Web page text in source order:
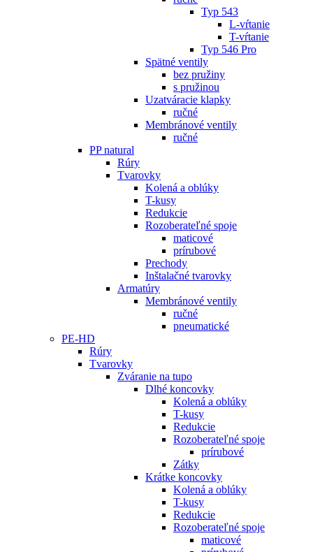
Typ 543
L-vŕtanie
T-vŕtanie
Typ 546 Pro
Spätné ventily
bez pružiny
s pružinou
Uzatváracie klapky
ručné
Membránové ventily
ručné
PP natural
Rúry
Tvarovky
Kolená a oblúky
T-kusy
Redukcie
Rozoberateľné spoje
maticové
prírubové
Prechody
Inštalačné tvarovky
Armatúry
Membránové ventily
ručné
pneumatické
PE-HD
Rúry
Tvarovky
Zváranie na tupo
Dlhé koncovky
Kolená a oblúky
T-kusy
Redukcie
Rozoberateľné spoje
prírubové
Zátky
Krátke koncovky
Kolená a oblúky
T-kusy
Redukcie
Rozoberateľné spoje
maticové